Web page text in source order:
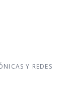
Y REDES